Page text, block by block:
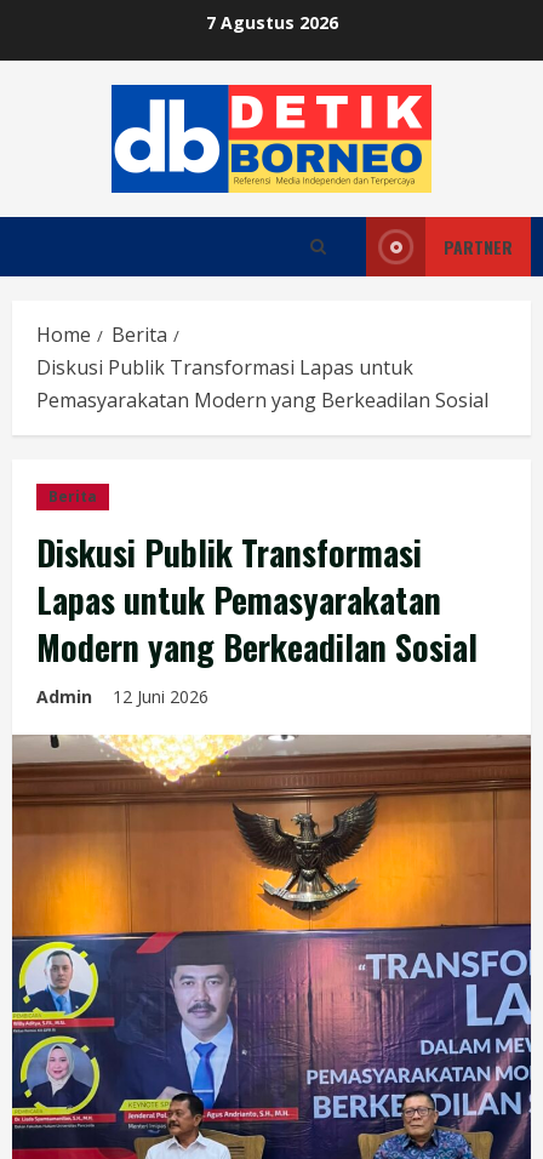
7 Agustus 2026
PARTNER
Home
Berita
Diskusi Publik Transformasi Lapas untuk
Pemasyarakatan Modern yang Berkeadilan Sosial
Berita
Diskusi Publik Transformasi
Lapas untuk Pemasyarakatan
Modern yang Berkeadilan Sosial
Admin 12 Juni 2026